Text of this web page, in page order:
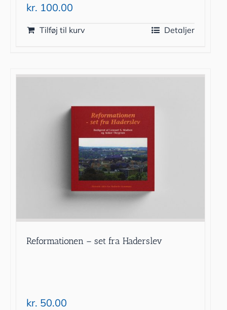
kr. 100.00
Tilføj til kurv Detaljer
Reformationen – set fra Haderslev
kr. 50.00